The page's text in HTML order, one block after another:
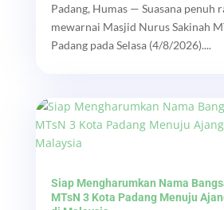
Padang, Humas — Suasana penuh
mewarnai Masjid Nurus Sakinah
Padang pada Selasa (4/8/2026)....
Siap Mengharumkan Nama
MTsN 3 Kota Padang Menuju